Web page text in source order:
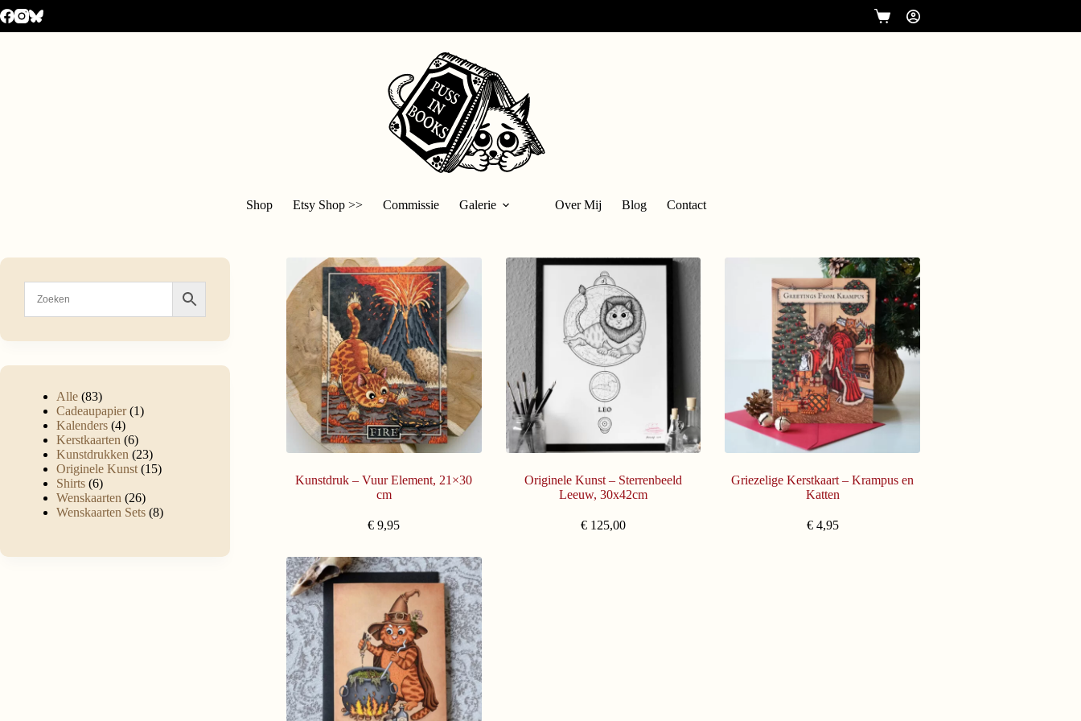
Shop Etsy Shop >> Commissie Galerie Over Mij Blog Contact
Kunstdruk – Vuur Element, 21×30
cm
€ 9,95
Originele Kunst – Sterrenbeeld
Leeuw, 30x42cm
€125,00
Griezelige Kerstkaart – Krampus en
Katten
€4,95
Alle 83
Cadeaupapier 1
Kalenders 4
Kerstkaarten 6
Kunstdrukken
23
Originele Kunst 15
Shirts 6
Wenskaarten
26
Wenskaarten Sets 8